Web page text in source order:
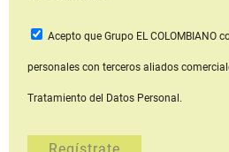
Acepto que Grupo EL COLOMBIANO
personales con terceros aliados
Tratamiento del Datos Personal.